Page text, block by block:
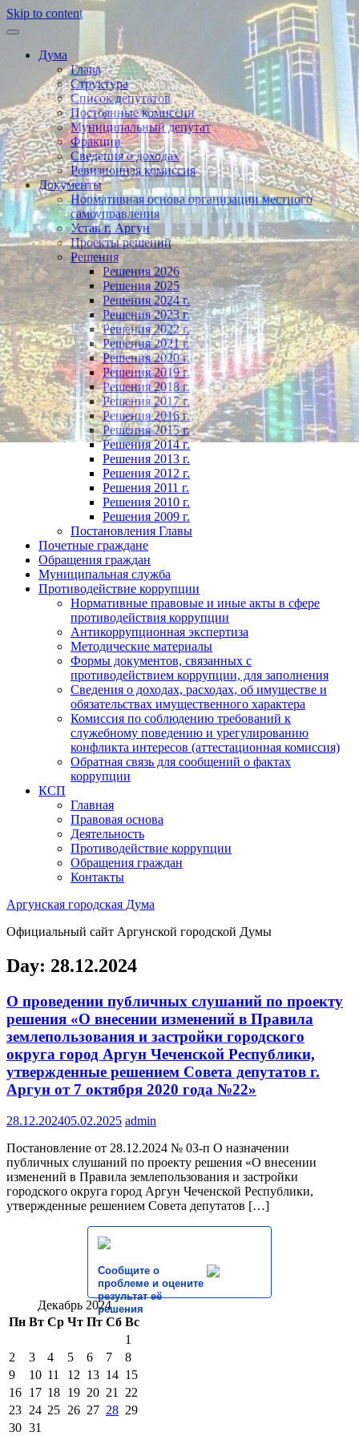
Skip to content
Дума
Глава
Структура
Список депутатов
Постоянные комиссии
Муниципальный депутат
Фракции
Сведения о доходах
Ревизионная комиссия
Документы
Нормативная основа организации местного
самоуправления
Устав г. Аргун
Проекты решений
Решения
Решения 2026
Решения 2025
Решения 2024 г.
Решения 2023 г.
Решения 2022 г.
Решения 2021 г.
Решения 2020 г.
Решения 2019 г.
Решения 2018 г.
Решения 2017 г.
Решения 2016 г.
Решения 2015 г.
Решения 2014 г.
Решения 2013 г.
Решения 2012 г.
Решения 2011 г.
Решения 2010 г.
Решения 2009 г.
Постановления Главы
Почетные граждане
Обращения граждан
Муниципальная служба
Противодействие коррупции
Нормативные правовые и иные акты в сфере
противодействия коррупции
Антикоррупционная экспертиза
Методические материалы
Формы документов, связанных с
противодействием коррупции, для заполнения
Сведения о доходах, расходах, об имуществе и
обязательствах имущественного характера
Комиссия по соблюдению требований к
служебному поведению и урегулированию
конфликта интересов (аттестационная комиссия)
Обратная связь для сообщений о фактах
коррупции
КСП
Главная
Правовая основа
Деятельность
Противодействие коррупции
Обращения граждан
Контакты
Аргунская городская Дума
Официальный сайт Аргунской городской Думы
Day: 28.12.2024
О проведении публичных слушаний по проекту
решения «О внесении изменений в Правила
землепользования и застройки городского
округа город Аргун Чеченской Республики,
утвержденные решением Совета депутатов г.
Аргун от 7 октября 2020 года №22»
28.12.202405.02.2025 admin
Постановление от 28.12.2024 № 03-п О назначении
публичных слушаний по проекту решения «О внесении
изменений в Правила землепользования и застройки
городского округа город Аргун Чеченской Республики,
утвержденные решением Совета депутатов […]
Сообщите о
проблеме и оцените
результат её
решения
Декабрь 2024
Пн Вт Ср Чт Пт Сб Вс
1
2
3 4 5 6 7
8
9
10 11 12 13 14 15
16 17 18 19 20 21
22
23 24 25 26 27 28 29
30 31